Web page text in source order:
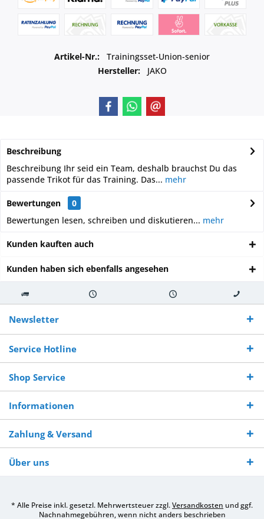
Artikel-Nr.:
Trainingsset-Union-senior
Hersteller:
JAKO
Beschreibung
Beschreibung Ihr seid ein Team, deshalb brauchst Du das
passende Trikot für das Training. Das... mehr
Bewertungen
0
Bewertungen lesen, schreiben und diskutieren... mehr
Kunden kauften auch
Kunden haben sich ebenfalls angesehen
Kostenloser
Versand ab €
250,-
Versand innerhalb von Versand von So erreichen
Sie uns 0160
970 511 90
Newsletter
Service Hotline
Shop Service
Informationen
Zahlung & Versand
Über uns
* Alle Preise inkl. gesetzl. Mehrwertsteuer zzgl.Versandkosten und ggf.
Nachnahmegebühren, wenn nicht anders beschrieben